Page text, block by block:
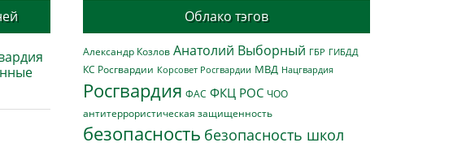
Облако тэгов
Александр Козлов Анатолий Выборный ГБР ГИБДД
КС Росгвардии Корсовет Росгвардии МВД Нацгвардия
Росгвардия ФАС ФКЦ РОС ЧОО
антитеррористическая защищенность
безопасность безопасность школ